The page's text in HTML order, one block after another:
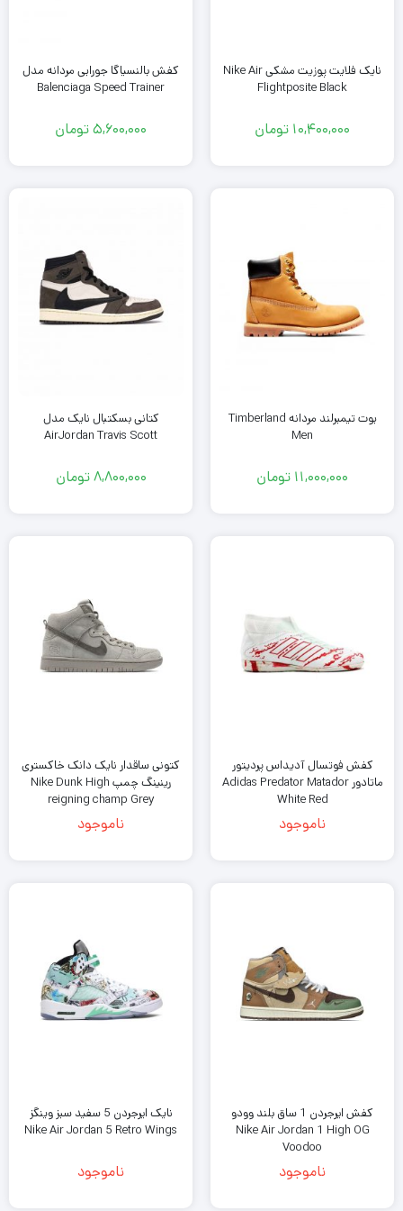
نایک فلایت پوزیت مشکی Nike Air
Flightposite Black
10,400,000 تومان
کفش بالنسیاگا جورابی مردانه مدل
Balenciaga Speed Trainer
5,600,000تومان
بوت تیمبرلند مردانه Timberland
Men
11,000,000 تومان
کتانی بسکتبال نایک مدل
AirJordan Travis Scott
8,800,000تومان
کفش فوتسال آدیداس پردیتور
ماتادور Adidas Predator Matador
White Red
ناموجود
کتونی ساقدار نایک دانک خاکستری
رینینگ چمپ Nike Dunk High
reigning champ Grey
ناموجود
کفش ایرجردن 1 ساق بلند وودو
Nike Air Jordan 1 High OG
Voodoo
ناموجود
نایک ایرجردن 5 سفید سبز وینگز
Nike Air Jordan 5 Retro Wings
ناموجود